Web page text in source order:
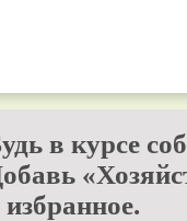
в курсе
избранное.